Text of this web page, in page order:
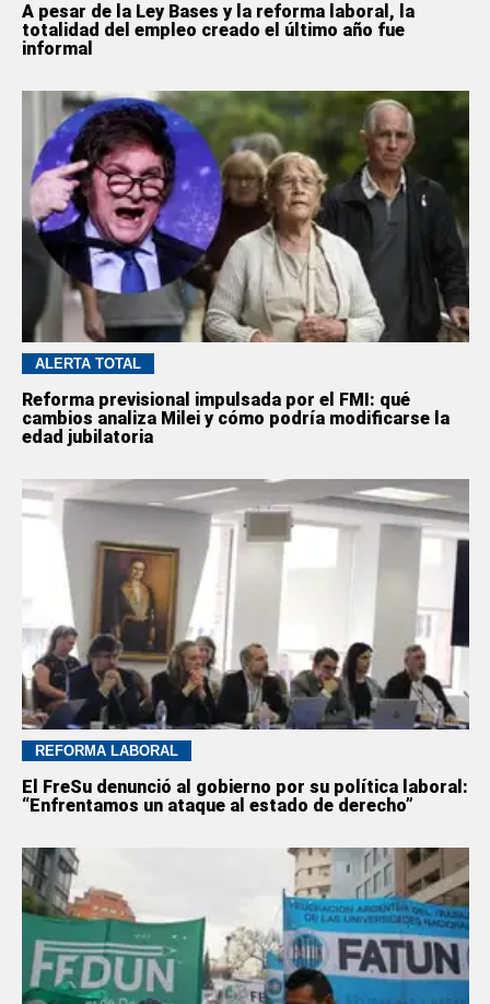
A pesar de la Ley Bases y la reforma laboral, la
totalidad del empleo creado el último año fue
informal
ALERTA TOTAL
Reforma previsional impulsada por el FMI: qué
cambios analiza Milei y cómo podría modificarse la
edad jubilatoria
REFORMA LABORAL
El FreSu denunció al gobierno por su política laboral:
“Enfrentamos un ataque al estado de derecho”